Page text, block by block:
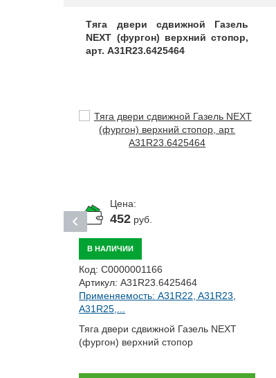
Тяга двери сдвижной Газель
NEXT (фургон) верхний стопор,
арт. A31R23.6425464
Цена:
452 руб.
В НАЛИЧИИ
Код: С0000001166
Артикул: A31R23.6425464
Применяемость: A31R22, A31R23,
A31R25,...
Тяга двери сдвижной Газель NEXT
(фургон) верхний стопор